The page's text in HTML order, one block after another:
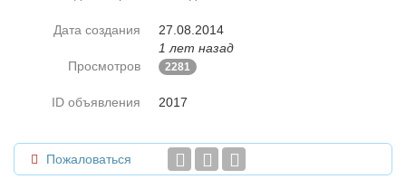
Дата создания
27.08.2014
1 лет назад
Просмотров
2281
ID объявления 2017
Пожаловаться